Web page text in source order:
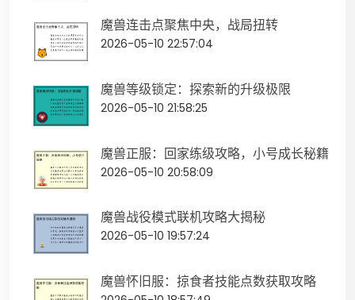
魔兽连击点聚焦中央，战局扭转
2026-05-10 22:57:04
魔兽等级锁定：探索新的升级极限
2026-05-10 21:58:25
魔兽正服：回家练级攻略，小号成长秘籍
2026-05-10 20:58:09
魔兽战役模式联机攻略大揭秘
2026-05-10 19:57:24
魔兽怀旧服：掠食者技能点数获取攻略